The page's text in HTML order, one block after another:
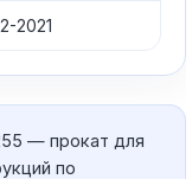
2021
— прокат для
по